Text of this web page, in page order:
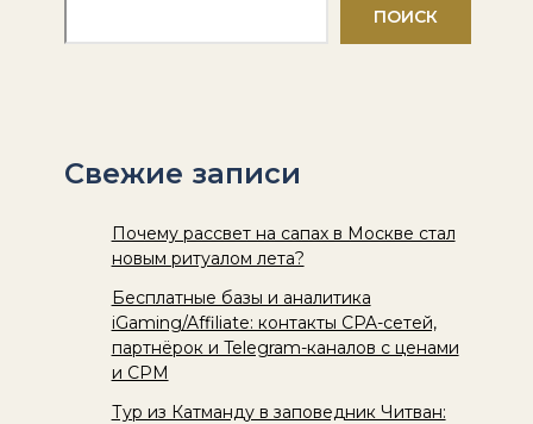
ПОИСК
Свежие записи
Почему рассвет на сапах в Москве стал
новым ритуалом лета?
Бесплатные базы и аналитика
iGaming/Affiliate: контакты CPA-сетей,
партнёрок и Telegram-каналов с ценами
и CPM
Тур из Катманду в заповедник Читван: